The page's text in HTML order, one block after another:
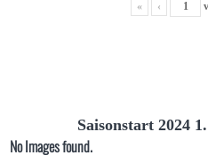
« ‹
Saisonstart 2024
No Images found.